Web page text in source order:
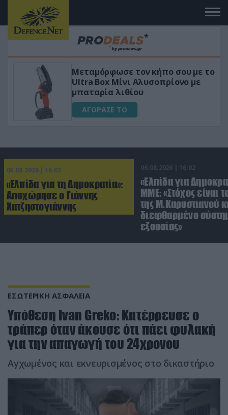
«Μαγική» φόρμουλα τριβόλι + VIP
για αύξηση της λίμπιντο
ΑΓΟΡΑΣΕ ΤΟ
06.08.2026 | 16:02
«Ελπίδα για τη Δημοκρατία»:
Αποχώρησε ο Γιάννης
Χατζηστογιάννης
06.08.2026 | 16:02
«Ελπίδα για
ΜΜΕ: «Στόχος είναι
της Μ.Καρυστιανού
διεφθαρμένο
εξουσίας»
ΕΣΩΤΕΡΙΚΗ ΑΣΦΑΛΕΙΑ
Υπόθεση Ivan Greko: Κατέρρευσε ο
τράπερ όταν άκουσε ότι πάει φυλακή
για την απαγωγή του 24χρονου
Αγχωμένος και εκνευρισμένος στο δικαστήριο